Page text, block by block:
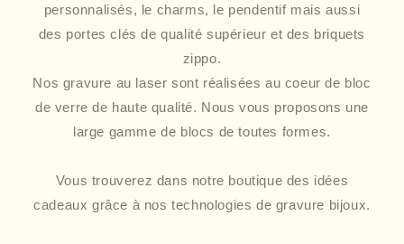
personnalisés, le charms, le pendentif mais aussi
des portes clés de qualité supérieur et des briquets
zippo.
Nos gravure au laser sont réalisées au coeur de bloc
de verre de haute qualité. Nous vous proposons une
large gamme de blocs de toutes formes.
Vous trouverez dans notre boutique des idées
cadeaux grâce à nos technologies de gravure bijoux.